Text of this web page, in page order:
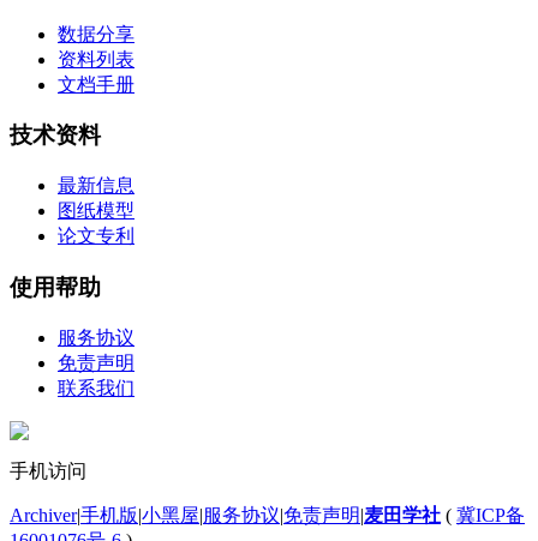
数据分享
资料列表
文档手册
技术资料
最新信息
图纸模型
论文专利
使用帮助
服务协议
免责声明
联系我们
手机访问
Archiver|手机版|小黑屋|服务协议|免责声明|麦田学社 ( 冀ICP备